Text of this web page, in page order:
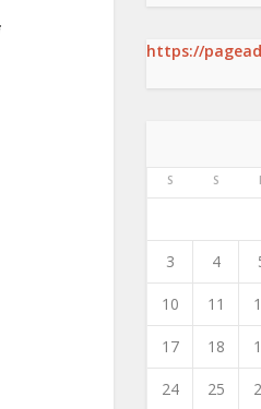
https://
S S
3 4
10 11
17 18
24 25